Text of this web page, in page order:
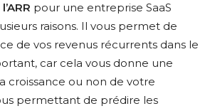
pour une entreprise SaaS
raisons. Il vous permet de
de vos revenus récurrents dans le
car cela vous donne une
croissance ou non de votre
permettant de prédire les